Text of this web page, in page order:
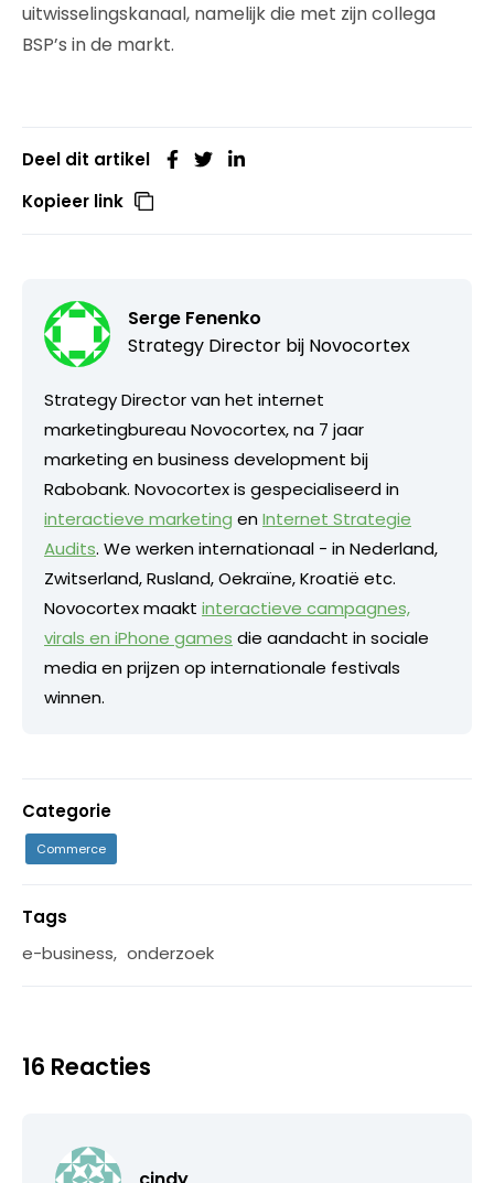
uitwisselingskanaal, namelijk die met zijn collega
BSP’s in de markt.
Deel dit artikel
Kopieer link
Serge Fenenko
Strategy Director bij Novocortex
Strategy Director van het internet
marketingbureau Novocortex, na 7 jaar
marketing en business development bij
Rabobank. Novocortex is gespecialiseerd in
interactieve marketing enInternet Strategie
Audits. We werken internationaal - in Nederland,
Zwitserland, Rusland, Oekraïne, Kroatië etc.
Novocortex maakt interactieve campagnes,
virals en iPhone games die aandacht in sociale
media en prijzen op internationale festivals
winnen.
Categorie
Commerce
Tags
e-business, onderzoek
16 Reacties